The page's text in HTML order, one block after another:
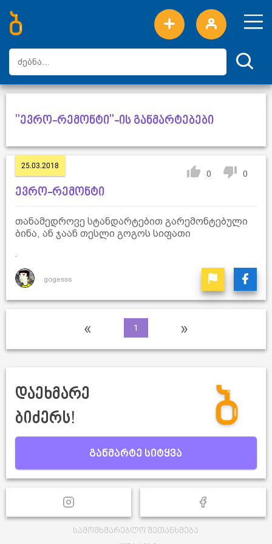
ახალი სიტყვები
ტოპ სიტყვები
დღის ტოპ სიტყვები
ტოპ მომხმარებლები
"ევრო-რემონტი"-ის განმარტებები
25.03.2018
0 0
ევრო-რემონტი
თანამედროვე სტანდარტებით გარემონტებული
ბინა, ან ჯაან თესლი გოგოს სიფათი
gogesss
« 1 »
დაეხმარე
ბიძერს!
განმარტე სიტყვა
სამომხმარებლო შეთანხმება